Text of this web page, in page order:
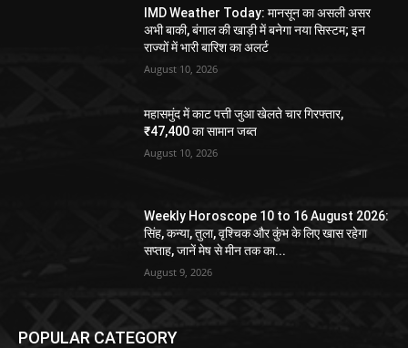
IMD Weather Today: मानसून का असली असर
अभी बाकी, बंगाल की खाड़ी में बनेगा नया सिस्टम; इन
राज्यों में भारी बारिश का अलर्ट
August 10, 2026
महासमुंद में काट पत्ती जुआ खेलते चार गिरफ्तार,
₹47,400 का सामान जब्त
August 10, 2026
Weekly Horoscope 10 to 16 August 2026:
सिंह, कन्या, तुला, वृश्चिक और कुंभ के लिए खास रहेगा
सप्ताह, जानें मेष से मीन तक का...
August 9, 2026
POPULAR CATEGORY